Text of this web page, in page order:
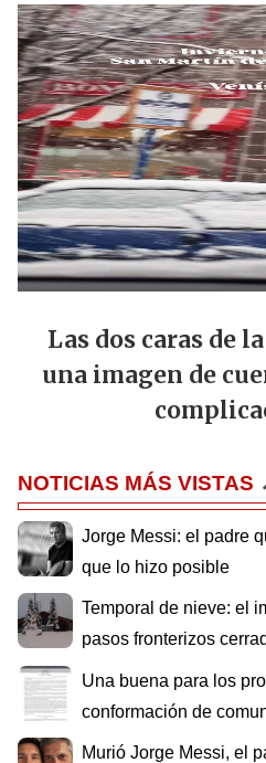
Las dos caras de
una imagen de
NOTICIAS MÁS VISTAS
Jorge Messi: el padre
que lo hizo posible
Temporal de nieve: el
pasos fronterizos
Una buena para los
conformación de
Murió Jorge Messi, el